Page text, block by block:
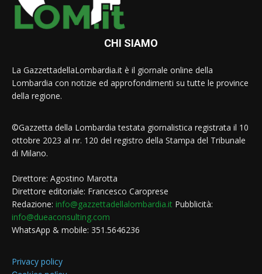
CHI SIAMO
La GazzettadellaLombardia.it è il giornale online della
Lombardia con notizie ed approfondimenti su tutte le province
della regione.
©Gazzetta della Lombardia testata giornalistica registrata il 10
ottobre 2023 al nr. 120 del registro della Stampa del Tribunale
di Milano.
Direttore: Agostino Marotta
Direttore editoriale: Francesco Caroprese
Redazione: info@gazzettadellalombardia.it Pubblicità:
info@dueaconsulting.com
WhatsApp & mobile: 351.5646236
Privacy policy